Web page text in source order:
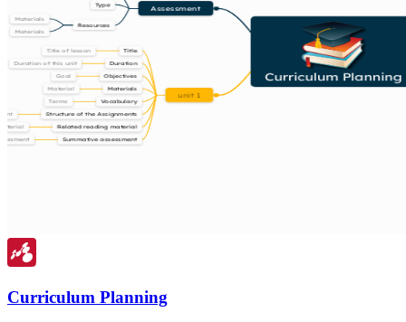
Curriculum Planning